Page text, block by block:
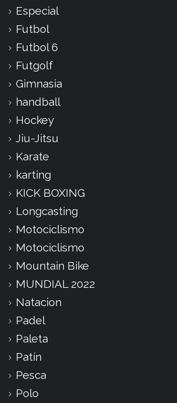
Especial
Futbol
Futbol 6
Futgolf
Gimnasia
handball
Hockey
Jiu-Jitsu
Karate
karting
KICK BOXING
Longcasting
Motociclismo
Motociclismo
Mountain Bike
MUNDIAL 2022
Natacion
Padel
Paleta
Patín
Pesca
Polo